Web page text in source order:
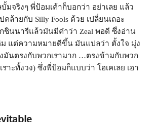
มจริงๆ พี่ป้อมเค้าก็บอกว่า อย่าเลย แล้ว
ล้ายกับ Silly Fools ด้วย เปลี่ยนเถอะ
กชินนารีแล้วมันมีคำว่า Zeal พอดี ซึ่งอ่าน
ม แต่ความหมายดีขึ้น มันแปลว่า ตั้งใจ มุ่ง
มันตรงกับพวกเรามาก …ตรงข้ามกับพวก
ราะทั้งวง) ซึ่งพี่ป้อมก็แบบว่า โอเคเลย เอา